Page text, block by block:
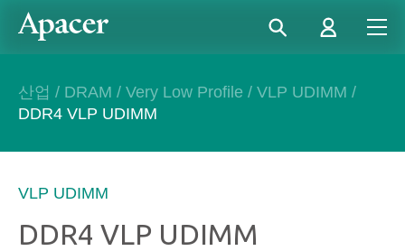
산업 / DRAM / Very Low Profile / VLP UDIMM /
DDR4 VLP UDIMM
VLP UDIMM
DDR4 VLP UDIMM